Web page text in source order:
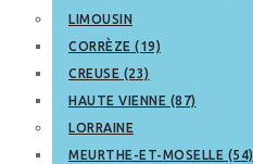
LIMOUSIN
CORRÈZE (19)
CREUSE (23)
HAUTE VIENNE (87)
LORRAINE
MEURTHE-ET-MOSELLE (54)